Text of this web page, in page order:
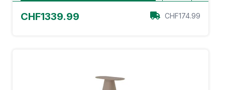
CHF1339.99 CHF174.99